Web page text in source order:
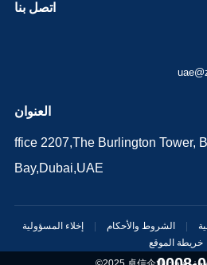
اتصل بنا
العنوان
ffice 2207,The Burlington Tower,
Bay,Dubai,UAE
الشروط والأحكام
إخلاء المسؤولية
خريطة الموقع